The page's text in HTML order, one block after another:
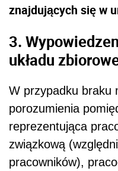
znajdujących się w
3.
układu
W przypadku braku
porozumienia
reprezentująca
związkową
pracowników),